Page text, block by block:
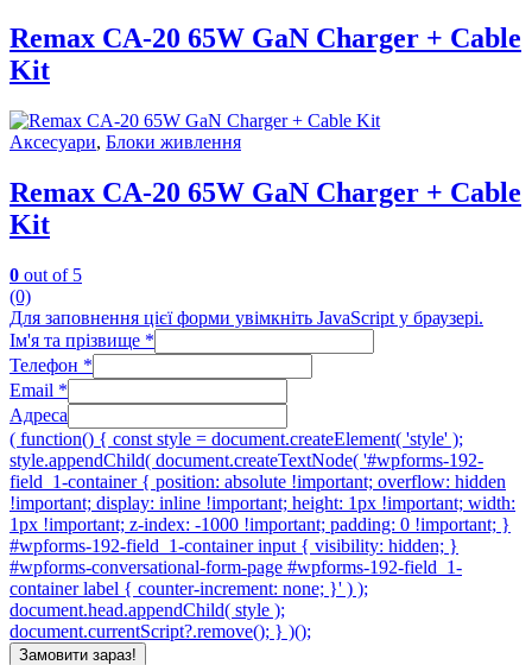
Remax CA-20 65W GaN Charger + Cable
Kit
Аксесуари, Блоки живлення
Remax CA-20 65W GaN Charger + Cable
Kit
0 out of 5
(0)
Для заповнення цієї форми увімкніть JavaScript у браузері.
Ім'я та прізвище *
Телефон *
Email *
Адреса
( function() { const style = document.createElement( 'style' );
style.appendChild( document.createTextNode( '#wpforms-192-
field_1-container { position: absolute !important; overflow: hidden
!important; display: inline !important; height: 1px !important; width:
1px !important; z-index: -1000 !important; padding: 0 !important; }
#wpforms-192-field_1-container input { visibility: hidden; }
#wpforms-conversational-form-page #wpforms-192-field_1-
container label { counter-increment: none; }' ) );
document.head.appendChild( style );
document.currentScript?.remove(); } )();
Замовити зараз!